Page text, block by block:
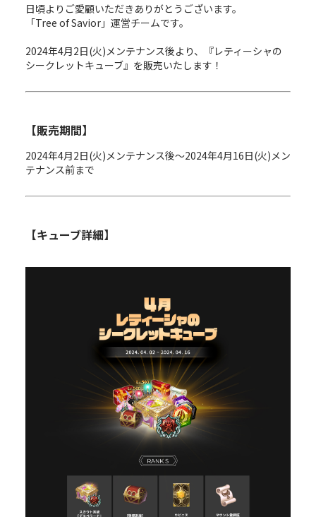
日頃よりご愛顧いただきありがとうございます。
「Tree of Savior」運営チームです。
2024年4月2日(火)メンテナンス後より、『レティーシャの
シークレットキューブ』を販売いたします！
【販売期間】
2024年4月2日(火)メンテナンス後～2024年4月16日(火)メン
テナンス前まで
【キューブ詳細】